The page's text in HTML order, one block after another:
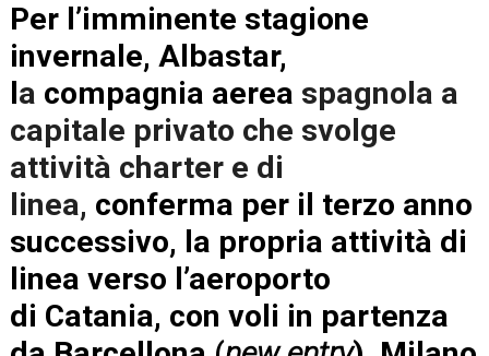
Per l’imminente stagione
invernale, Albastar,
a compagnia aerea spagnola a
capitale privato che svolge
attività charter e di
linea, conferma per il terzo anno
successivo, la propria attività di
linea verso l’aeroporto
di Catania, con voli in partenza